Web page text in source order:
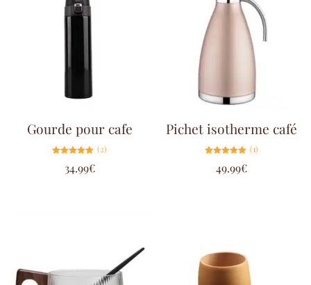
Gourde pour cafe
5.00
sur 5
(2)
34.99€
Pichet isotherme café
5.00
sur 5
(1)
49.99€